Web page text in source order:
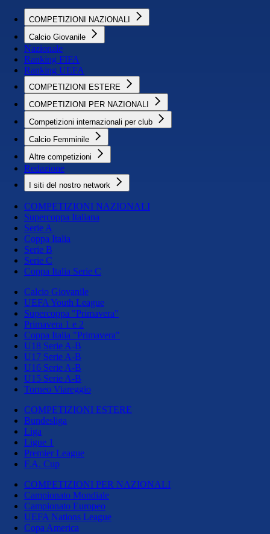
COMPETIZIONI NAZIONALI
Calcio Giovanile
Nazionale
Ranking FIFA
Ranking UEFA
COMPETIZIONI ESTERE
COMPETIZIONI PER NAZIONALI
Competizioni internazionali per club
Calcio Femminile
Altre competizioni
Redazione
I siti del nostro network
COMPETIZIONI NAZIONALI
Supercoppa Italiana
Serie A
Coppa Italia
Serie B
Serie C
Coppa Italia Serie C
Calcio Giovanile
UEFA Youth League
Supercoppa "Primavera"
Primavera 1 e 2
Coppa Italia "Primavera"
U18 Serie A-B
U17 Serie A-B
U16 Serie A-B
U15 Serie A-B
Torneo Viareggio
COMPETIZIONI ESTERE
Bundesliga
Liga
Ligue 1
Premier League
F.A. Cup
COMPETIZIONI PER NAZIONALI
Campionato Mondiale
Campionato Europeo
UEFA Nations League
Copa America